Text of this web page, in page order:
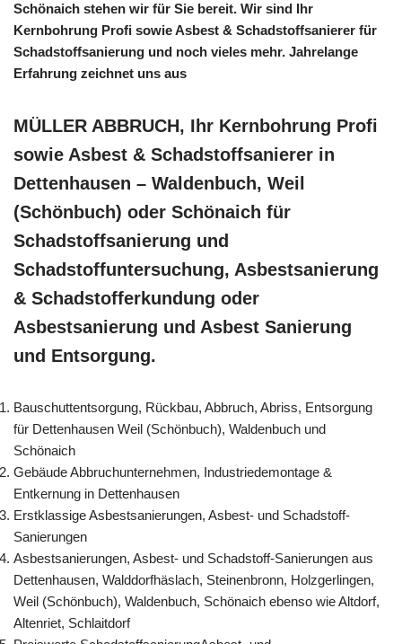
Schönaich stehen wir für Sie bereit. Wir sind Ihr
Kernbohrung Profi sowie Asbest & Schadstoffsanierer für
Schadstoffsanierung und noch vieles mehr. Jahrelange
Erfahrung zeichnet uns aus
MÜLLER ABBRUCH, Ihr Kernbohrung Profi
sowie Asbest & Schadstoffsanierer in
Dettenhausen – Waldenbuch, Weil
(Schönbuch) oder Schönaich für
Schadstoffsanierung und
Schadstoffuntersuchung, Asbestsanierung
& Schadstofferkundung oder
Asbestsanierung und Asbest Sanierung
und Entsorgung.
Bauschuttentsorgung, Rückbau, Abbruch, Abriss, Entsorgung
für Dettenhausen Weil (Schönbuch), Waldenbuch und
Schönaich
Gebäude Abbruchunternehmen, Industriedemontage &
Entkernung in Dettenhausen
Erstklassige Asbestsanierungen, Asbest- und Schadstoff-
Sanierungen
Asbestsanierungen, Asbest- und Schadstoff-Sanierungen aus
Dettenhausen, Walddorfhäslach, Steinenbronn, Holzgerlingen,
Weil (Schönbuch), Waldenbuch, Schönaich ebenso wie Altdorf,
Altenriet, Schlaitdorf